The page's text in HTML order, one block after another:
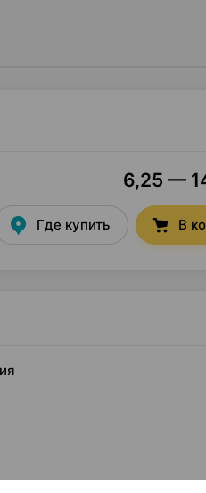
6,25 —
Где купить В